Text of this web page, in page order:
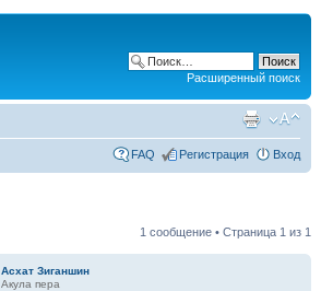
Расширенный поиск
FAQ Регистрация Вход
1 сообщение • Страница 1 из 1
Асхат Зиганшин
Акула пера